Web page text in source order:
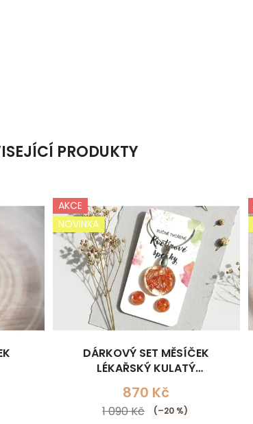
PRODUKTY
AKCE
NOVINKA
DÁRKOVÝ SET MĚSÍČEK
LÉKAŘSKÝ KULATÝ
(NÁHRDELNÍK+NÁUŠNICE)
870 Kč
1 090 Kč (–20 %)